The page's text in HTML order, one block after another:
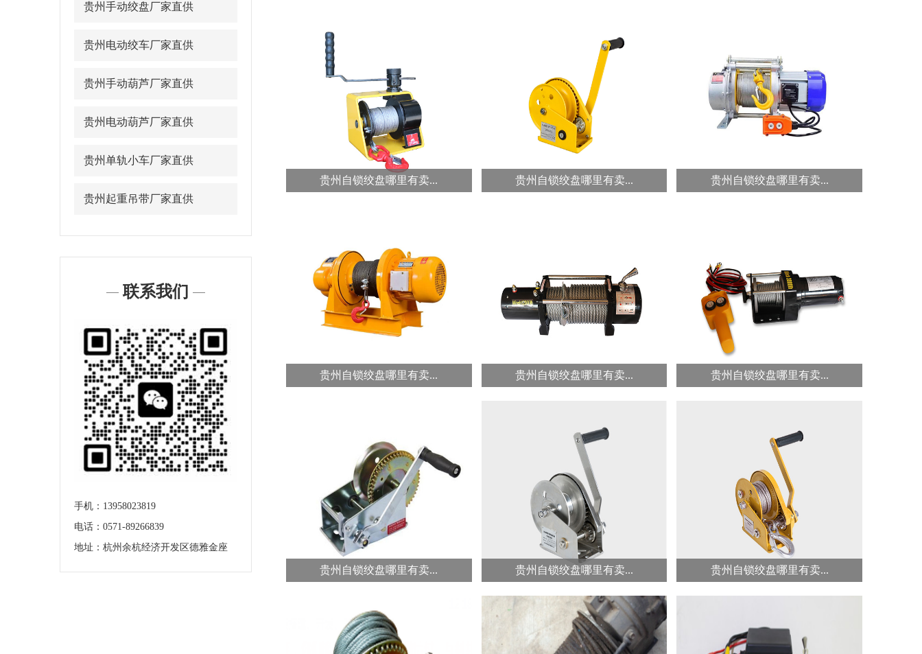
贵州手动绞盘厂家直供
贵州电动绞车厂家直供
贵州手动葫芦厂家直供
贵州电动葫芦厂家直供
贵州单轨小车厂家直供
贵州起重吊带厂家直供
联系我们
手机： 13958023819
电话：0571-89266839
地址：杭州余杭经济开发区德雅金座
贵州自锁绞盘哪里有卖...
冠航蜗杆式手摇绞盘...
冠航蜗杆手摇绞盘，机体配有摩擦
制动装置，在有负载的情况下，自
动开启...
贵州自锁绞盘哪里有卖...
手动绞盘也叫手摇绞盘，冠航自动
刹车手摇绞盘体积小重量轻，方便
携带...
贵州自锁绞盘哪里有卖...
冠航快速卷扬机，用卷筒缠绕钢丝
绳或链条提升或牵引重物的轻小型
起...
贵州自锁绞盘哪里有卖...
冠航一字型钢丝绳卷扬...
冠航卷扬机在建筑工程施工、安装
过程中用来提升、吊装建筑材
料、...
贵州自锁绞盘哪里有卖...
冠航电动绞盘车载绞盘...
冠航12000磅电动绞盘功率为
5.4KW,钢丝绳直径为9mm，钢丝
绳长度16米...
贵州自锁绞盘哪里有卖...
冠航电动绞盘车载绞盘...
冠航3000磅电动绞盘功率为1.1kw,
钢丝绳直径为5mm,钢丝绳长度为
贵州自锁绞盘哪里有卖...
冠航镀锌手摇绞盘...
贵州自锁绞盘哪里有卖...
冠航不锈钢手摇绞盘...
贵州自锁绞盘哪里有卖...
冠航自锁式手摇绞盘...